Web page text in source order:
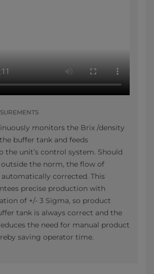
monitors the Brix /density
buffer tank and feeds
the unit’s control system. Should
the norm, the flow of
corrected. This
precise production with
of +/- 3 Sigma, so product
tank is always correct and the
the need for manual product
saving operator time.